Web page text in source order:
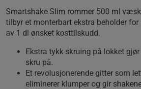
Smartshake Slim rommer 500 ml
tilbyr et monterbart ekstra beholder for
av 1 dl ønsket kosttilskudd.
Ekstra tykk skruing på lokket
skru på.
Et revolusjonerende gitter som
eliminerer klumper og gir